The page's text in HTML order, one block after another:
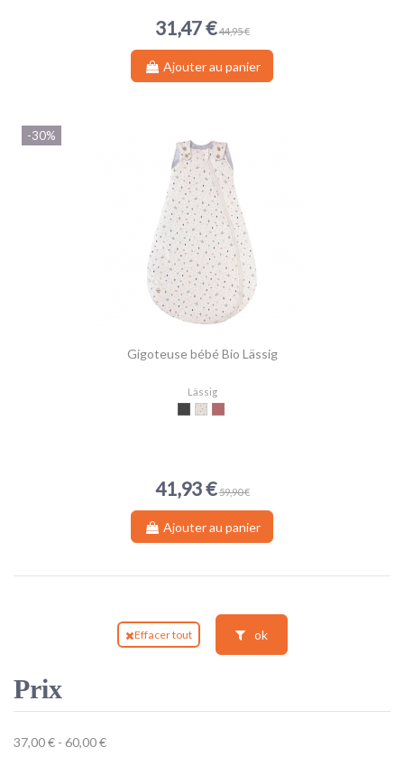
31,47 € 44,95 €
Ajouter au panier
-30%
Gigoteuse bébé Bio Lässig
Lässig
41,93 € 59,90 €
Anthracite
Garden Explorer
Bois de rose
Ajouter au panier
Effacer tout ok
Prix
37,00 € - 60,00 €